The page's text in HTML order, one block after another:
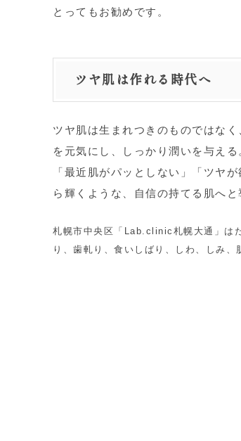
とってもお勧めです。
ツヤ肌は作れる時代へ
ツヤ肌は生まれつきのものではな
を元気にし、しっかり潤いを与え
「最近肌がパッとしない」「ツヤ
ら輝くような、自信の持てる肌へと
札幌市中央区「Lab.clinic札幌大通」は
り、歯軋り、食いしばり、しわ、しみ